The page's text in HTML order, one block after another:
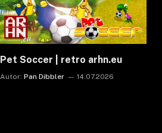
Pet Soccer | retro arhn.eu
Autor: Pan Dibbler 14.07.2026